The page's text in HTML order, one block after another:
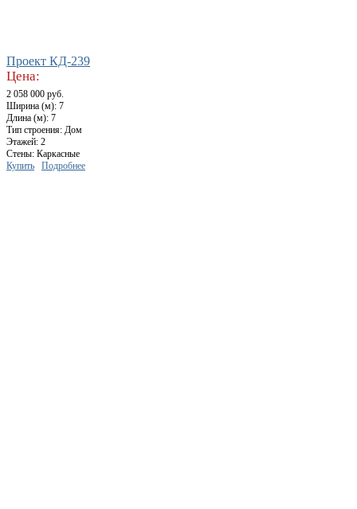
Проект КД-239
Цена:
2 058 000 руб.
Ширина (м): 7
Длина (м): 7
Тип строения: Дом
Этажей: 2
Стены: Каркасные
Купить
Подробнее